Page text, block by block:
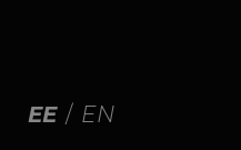
EE / EN